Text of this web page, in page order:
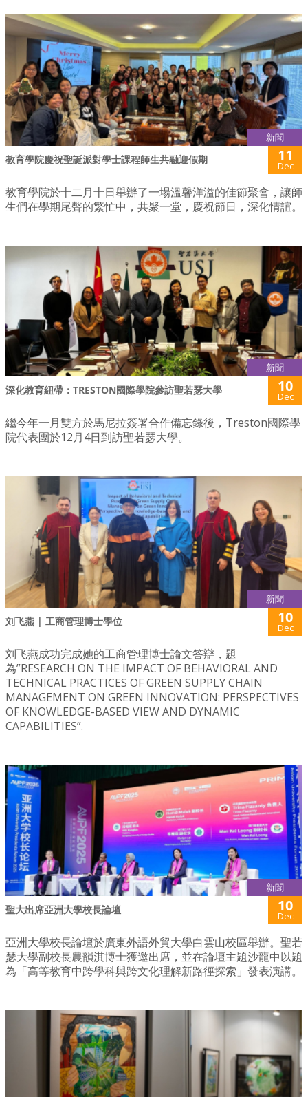
新聞
教育學院慶祝聖誕派對學士課程師生共融迎假期 11
Dec
教育學院於十二月十日舉辦了一場溫馨洋溢的佳節聚會，讓師
生們在學期尾聲的繁忙中，共聚一堂，慶祝節日，深化情誼。
新聞
深化教育紐帶：TRESTON國際學院參訪聖若瑟大學 10
Dec
繼今年一月雙方於馬尼拉簽署合作備忘錄後，Treston國際學
院代表團於12月4日到訪聖若瑟大學。
新聞
刘飞燕 | 工商管理博士學位 10
Dec
刘飞燕成功完成她的工商管理博士論文答辯，題
為”RESEARCH ON THE IMPACT OF BEHAVIORAL AND
TECHNICAL PRACTICES OF GREEN SUPPLY CHAIN
MANAGEMENT ON GREEN INNOVATION: PERSPECTIVES
OF KNOWLEDGE-BASED VIEW AND DYNAMIC
CAPABILITIES”.
新聞
聖大出席亞洲大學校長論壇 10
Dec
亞洲大學校長論壇於廣東外語外貿大學白雲山校區舉辦。聖若
瑟大學副校長農韻淇博士獲邀出席，並在論壇主題沙龍中以題
為「高等教育中跨學科與跨文化理解新路徑探索」發表演講。